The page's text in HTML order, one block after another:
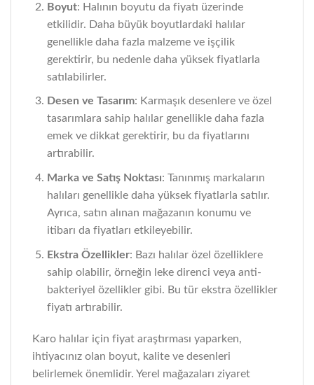
Boyut: Halının boyutu da fiyatı üzerinde
etkilidir. Daha büyük boyutlardaki halılar
genellikle daha fazla malzeme ve işçilik
gerektirir, bu nedenle daha yüksek fiyatlarla
satılabilirler.
Desen ve Tasarım: Karmaşık desenlere ve özel
tasarımlara sahip halılar genellikle daha fazla
emek ve dikkat gerektirir, bu da fiyatlarını
artırabilir.
Marka ve Satış Noktası: Tanınmış markaların
halıları genellikle daha yüksek fiyatlarla satılır.
Ayrıca, satın alınan mağazanın konumu ve
itibarı da fiyatları etkileyebilir.
Ekstra Özellikler: Bazı halılar özel özelliklere
sahip olabilir, örneğin leke direnci veya anti-
bakteriyel özellikler gibi. Bu tür ekstra özellikler
fiyatı artırabilir.
Karo halılar için fiyat araştırması yaparken,
ihtiyacınız olan boyut, kalite ve desenleri
belirlemek önemlidir. Yerel mağazaları ziyaret